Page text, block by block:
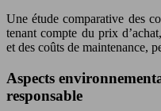
Une étude comparative des
tenant compte du prix
et des coûts de maintenance,
Aspects
responsable